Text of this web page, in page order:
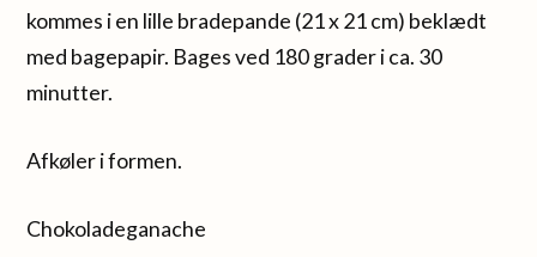
kommes i en lille bradepande (21 x 21 cm) beklædt
med bagepapir. Bages ved 180 grader i ca. 30
minutter.
Afkøler i formen.
Chokoladeganache